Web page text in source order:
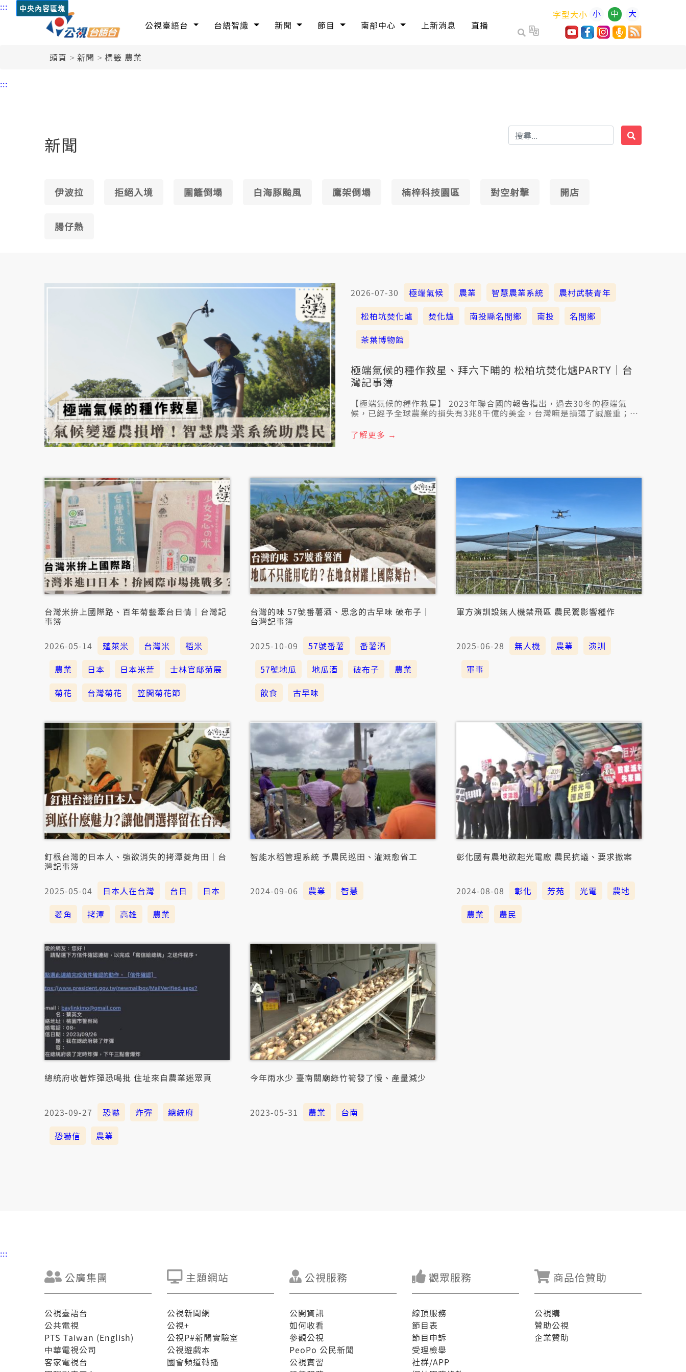
::: 中央內容區塊
公視臺語台 台語智識 新聞 節目 南部中心 上新消息 直播
字型大小 小 中 大
頭頁 新聞 標籤 農業
:::
新聞
伊波拉 拒絕入境 圍籬倒塌 白海豚颱風 鷹架倒塌 楠梓科技園區 對空射擊 開店
腸仔熱
2026-07-30 極端氣候 農業 智慧農業系統
農村武裝青年
松柏坑焚化爐
焚化爐 南投縣名間鄉 南投
名間鄉
茶葉博物館
極端氣候的種作救星、拜六下晡的 松柏坑焚化爐PARTY｜台
灣記事簿
【極端氣候的種作救星】 2023年聯合國的報告指出，過去30冬的極端氣
候，已經予全球農業的損失有3兆8千億的美金，台灣嘛是損蕩了誠嚴重；有
經驗，已經無法度應付遮的氣候變遷。 今有人開發智慧農業系統，毋但會當
控制沃水，閣會當提供天氣的分析，包括霧氣佮落雨的狀況，對種作管理是
茶芳飽滇的茶米博物館。 台灣人一冬啉上億杯的手摵茶，其中70%的茶米是
對南投縣名間鄉來的。這个濁水溪邊的茶鄉，若是真正起焚化爐，消費者敢
會就按呢毋敢來啉名間出產的茶？環評會議猶閣咧吵吵鬧鬧無收煞，名間茶
鄉的命運行來到十字路口。 8/2禮拜暗時七點半，台灣記事簿先𤆬你來看佇
極端氣候、氣候變遷之下，農民如何使用智慧農業系統幫助種作，紲落才來
看南投名間鄉的焚化爐爭議，閣有名間茶米產業的過去佮未來。 &nbsp;
了解更多 →
台灣米拚上國際路、百年菊藝牽台日情｜台灣記
事簿
2026-05-14 蓬萊米 台灣米
稻米
農業
日本 日本米荒
士林官邸菊展
菊花
台灣菊花 笠間菊花節
台灣的味 57號番薯酒、思念的古早味 破布子｜
台灣記事簿
2025-10-09 57號番薯
番薯酒
57號地瓜
地瓜酒 破布子
農業
飲食
古早味
軍方演訓設無人機禁飛區 農民驚影響種作
2025-06-28 無人機 農業
演訓
軍事
釘根台灣的日本人、強欲消失的拷潭菱角田｜台
灣記事簿
2025-05-04 日本人在台灣 台日
日本
菱角
拷潭 高雄 農業
智能水稻管理系統 予農民巡田、灌溉愈省工
2024-09-06 農業 智慧
彰化國有農地欲起光電廠 農民抗議、要求撤案
2024-08-08 彰化 芳苑 光電
農地
農業
農民
總統府收著炸彈恐喝批 住址來自農業迷眾頁
2023-09-27 恐嚇 炸彈
總統府
恐嚇信
農業
今年雨水少 臺南關廟綠竹筍發了慢、產量減少
2023-05-31 農業 台南
:::
公廣集團
公視臺語台
公共電視
PTS Taiwan (English)
中華電視公司
客家電視台
主題網站
公視新聞網
公視+
公視P#新聞實驗室
公視遊戲本
國會頻道轉播
公視服務
公開資訊
如何收看
參觀公視
PeoPo 公民新聞
公視實習
觀眾服務
線頂服務
節目表
節目申訴
受理檢舉
社群/APP
商品佮贊助
公視購
贊助公視
企業贊助